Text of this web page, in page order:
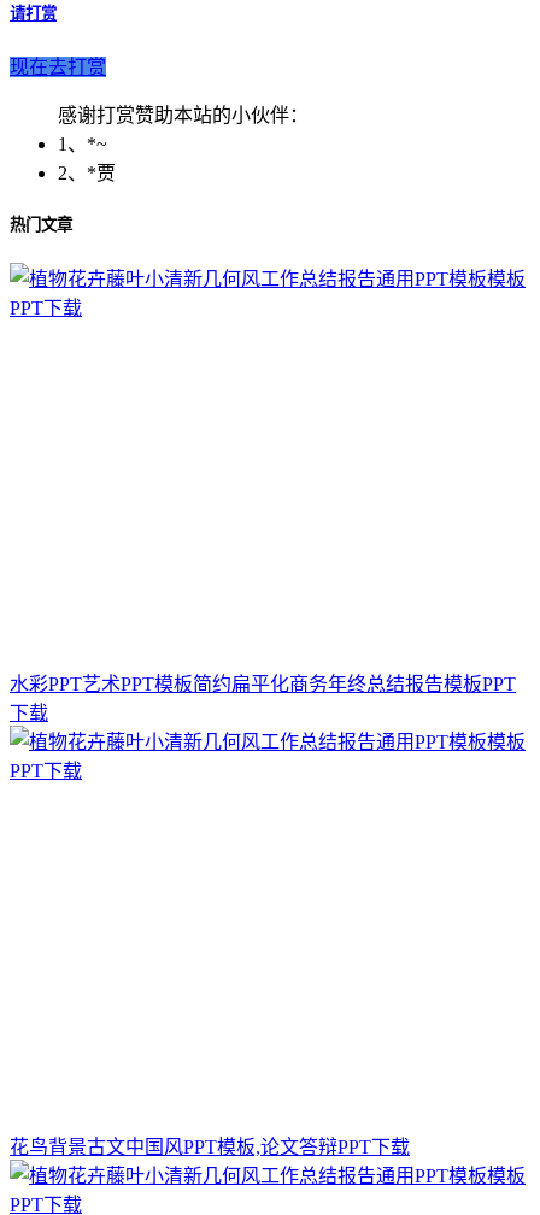
请打赏
现在去打赏
感谢打赏赞助本站的小伙伴：
1、*~
2、*贾
热门文章
水彩PPT艺术PPT模板简约扁平化商务年终总结报告模板PPT
下载
花鸟背景古文中国风PPT模板,论文答辩PPT下载